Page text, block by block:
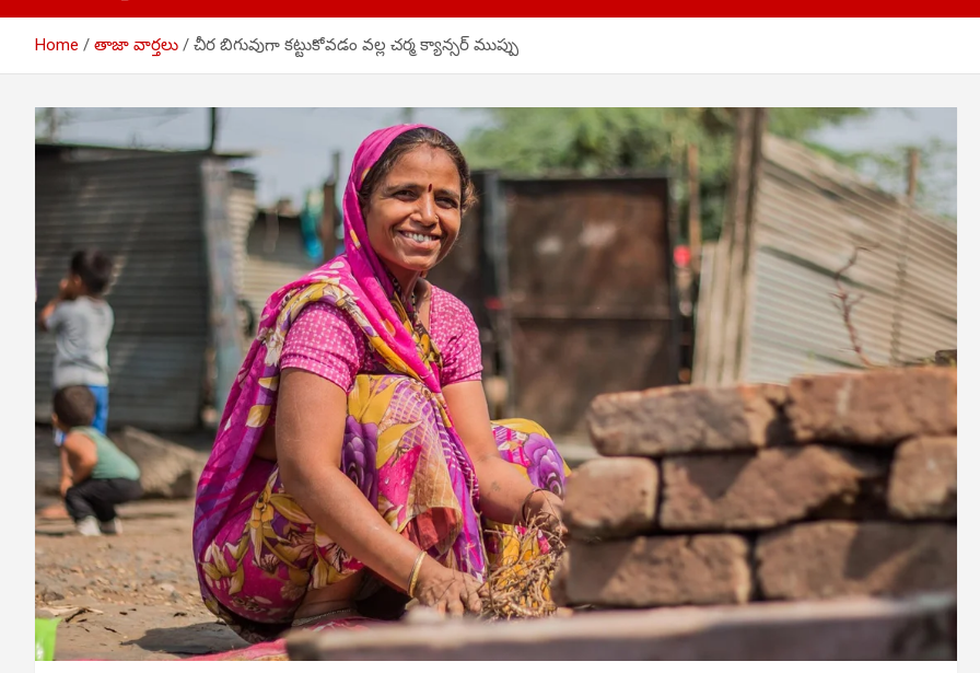
Home తాజా వార్తలు చీర బిగువుగా కట్టుకోవడం వల్ల చర్మ క్యాన్సర్‌ ముప్పు